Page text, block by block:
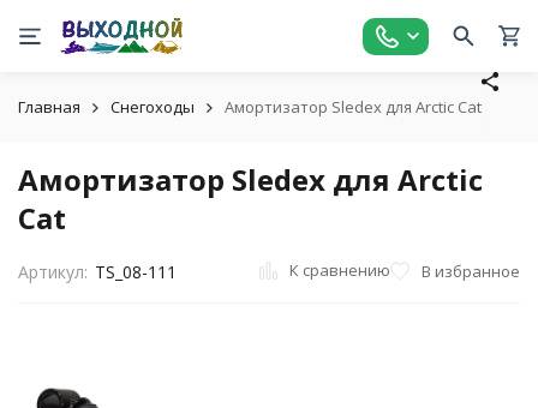
Главная Снегоходы Амортизатор Sledex для Arctic Cat
Амортизатор Sledex для Arctic
Cat
Артикул: TS_08-111 К сравнению В избранное